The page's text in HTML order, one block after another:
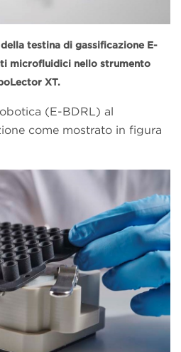
testina di gassificazione E-
microfluidici nello strumento
XT.
(E-BDRL) al
come mostrato in figura